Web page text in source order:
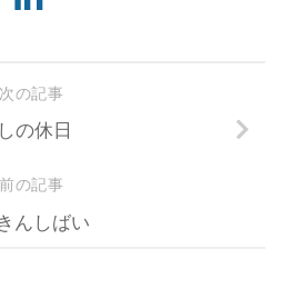
次の記事
の休日
前の記事
んしばい